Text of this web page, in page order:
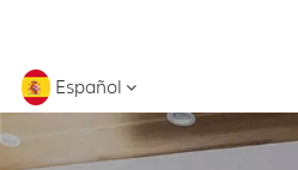
Español